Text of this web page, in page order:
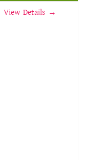
View Details →